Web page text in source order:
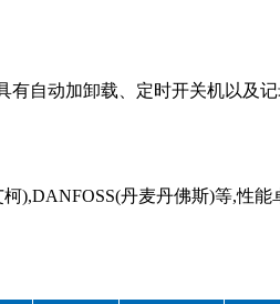
自动加卸载、定时开关机以及
),DANFOSS(丹麦丹佛斯)等,性能